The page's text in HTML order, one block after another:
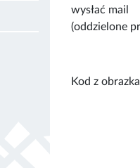
wysłać mail
(oddzielone
Kod z